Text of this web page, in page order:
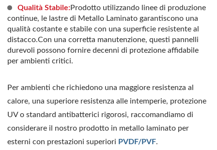
Qualità Stabile:Prodotto utilizzando linee di produzione
continue, le lastre di Metallo Laminato garantiscono una
qualità costante e stabile con una superficie resistente al
distacco.Con una corretta manutenzione, questi pannelli
durevoli possono fornire decenni di protezione affidabile
per ambienti critici.
Per ambienti che richiedono una maggiore resistenza al
calore, una superiore resistenza alle intemperie, protezione
UV o standard antibatterici rigorosi, raccomandiamo di
considerare il nostro prodotto in metallo laminato per
esterni con prestazioni superiori PVDF/PVF.